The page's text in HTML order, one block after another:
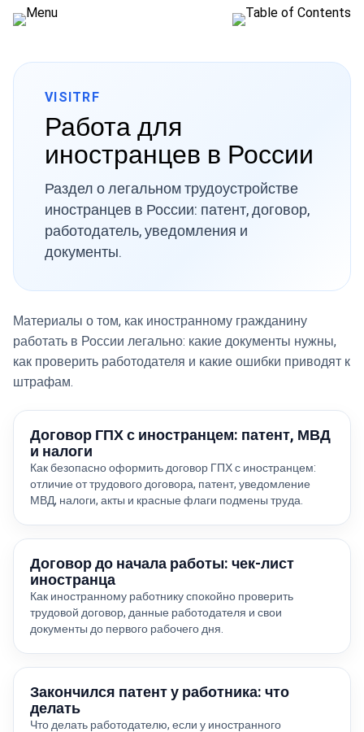
VISITRF
Работа для
иностранцев в России
Раздел о легальном трудоустройстве
иностранцев в России: патент, договор,
работодатель, уведомления и
документы.
Материалы о том, как иностранному гражданину
работать в России легально: какие документы нужны,
как проверить работодателя и какие ошибки приводят к
штрафам.
Договор ГПХ с иностранцем: патент, МВД
и налоги
Как безопасно оформить договор ГПХ с иностранцем:
отличие от трудового договора, патент, уведомление
МВД, налоги, акты и красные флаги подмены труда.
Договор до начала работы: чек-лист
иностранца
Как иностранному работнику спокойно проверить
трудовой договор, данные работодателя и свои
документы до первого рабочего дня.
Закончился патент у работника: что
делать
Что делать работодателю, если у иностранного